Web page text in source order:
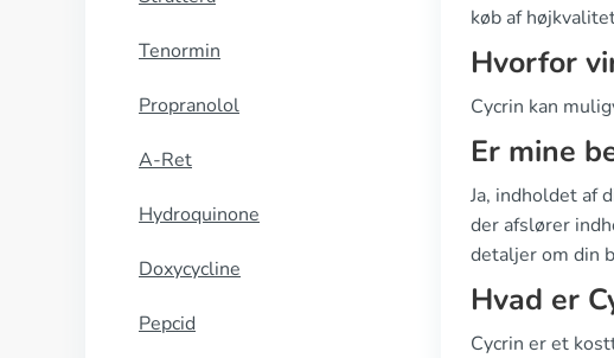
Tenormin
Propranolol
A-Ret
Hydroquinone
Doxycycline
Pepcid
køb af
Hvorfor
Cycrin kan
Er mine
Ja, indholdet af
der afslører
detaljer om din
Hvad er
Cycrin er et